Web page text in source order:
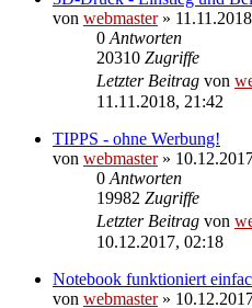
von webmaster»
0 Antworten
20310 Zugriffe
Letzter Beitrag von
11.11.2018, 21:42
TIPPS - ohne Werbung!
von webmaster»
0 Antworten
19982 Zugriffe
Letzter Beitrag von
10.12.2017, 02:18
Notebook funktioniert
von webmaster»